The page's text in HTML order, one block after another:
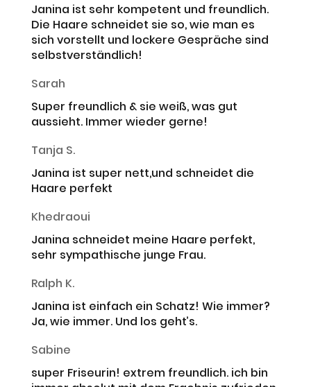
Janina ist sehr kompetent und freundlich.
Die Haare schneidet sie so, wie man es
sich vorstellt und lockere Gespräche sind
selbstverständlich!
Sarah
Super freundlich & sie weiß, was gut
aussieht. Immer wieder gerne!
Tanja S.
Janina ist super nett,und schneidet die
Haare perfekt
Khedraoui
Janina schneidet meine Haare perfekt,
sehr sympathische junge Frau.
Ralph K.
Janina ist einfach ein Schatz! Wie immer?
Ja, wie immer. Und los geht’s.
Sabine
super Friseurin! extrem freundlich. ich bin